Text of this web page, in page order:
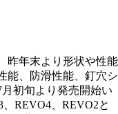
昨年末より形状や性能
能、防滑性能、釘穴シ
初旬より発売開始い
REVO4、REVO2と